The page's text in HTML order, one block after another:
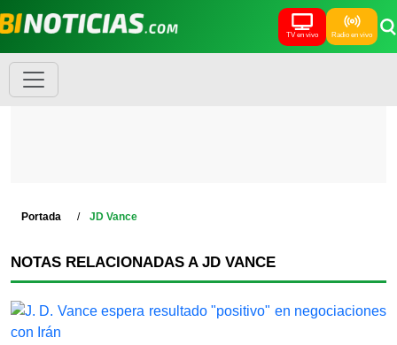
TV en vivo Radio en vivo
Portada JD Vance
NOTAS RELACIONADAS A JD VANCE